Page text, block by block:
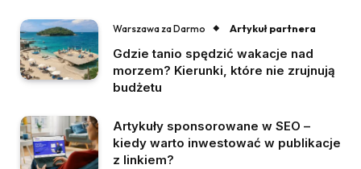
Warszawa za Darmo Artykuł partnera
Gdzie tanio spędzić wakacje nad
morzem? Kierunki, które nie zrujnują
budżetu
Artykuły sponsorowane w SEO –
kiedy warto inwestować w publikacje
z linkiem?